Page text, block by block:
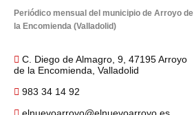
Periódico mensual del municipio de Arroyo de
la Encomienda (Valladolid)
C. Diego de Almagro, 9, 47195 Arroyo
de la Encomienda, Valladolid
983 34 14 92